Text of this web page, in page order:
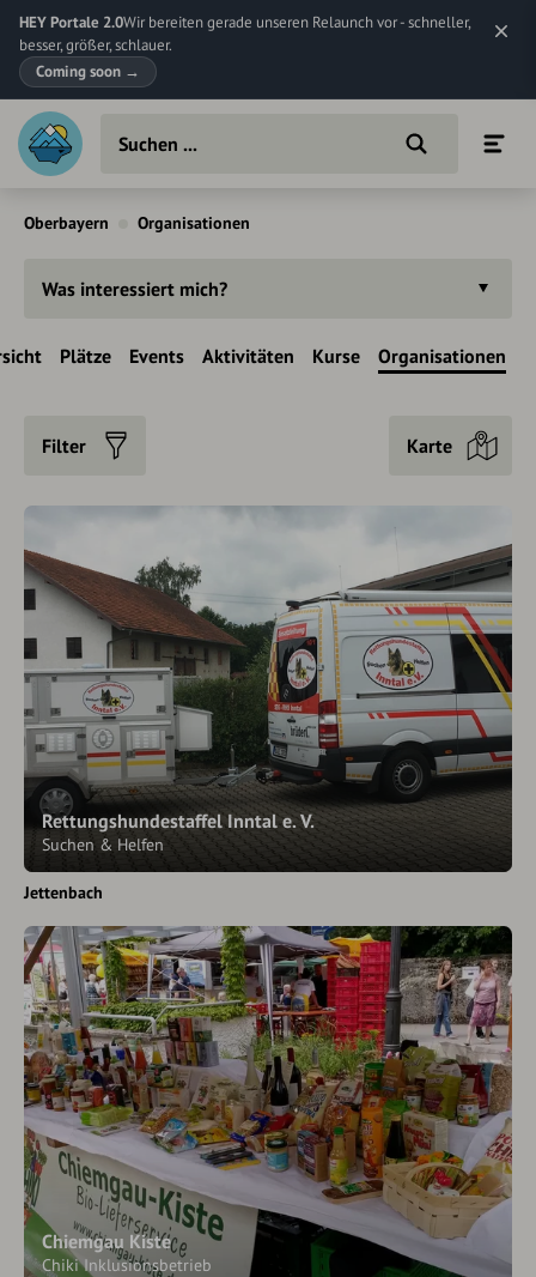
HEY Portale 2.0Wir bereiten gerade unseren Relaunch vor - schneller,
besser, größer, schlauer.
Coming soon →
Oberbayern Organisationen
Was interessiert mich?
Plätze Events Aktivitäten Kurse Organisationen
Filter Karte
Rettungshundestaffel Inntal e. V.
Suchen & Helfen
Jettenbach
Chiemgau Kiste
Chiki Inklusionsbetrieb